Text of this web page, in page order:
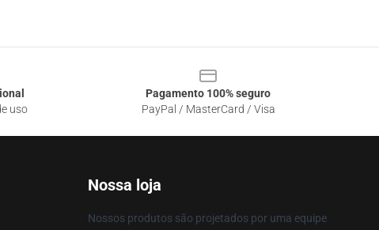
uso
Pagamento 100% seguro
PayPal / MasterCard / Visa
Nossa loja
Nossos produtos são projetados por uma equipe